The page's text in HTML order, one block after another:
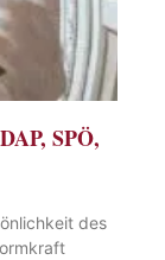
SPÖ,
des